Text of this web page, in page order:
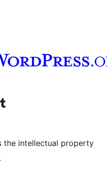
আমাৰ Tumblr একাউণ্টলৈ যাওক
the intellectual property